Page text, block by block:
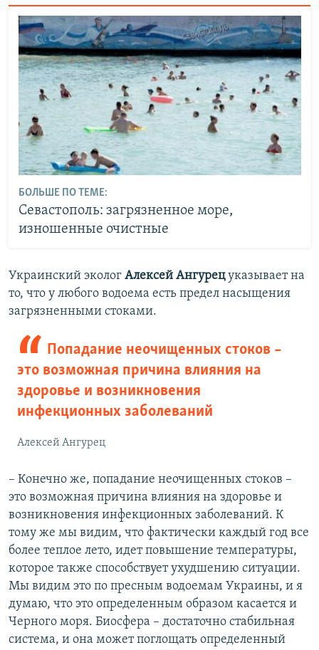
БОЛЬШЕ ПО ТЕМЕ:
Севастополь: загрязненное море,
изношенные очистные
Украинский эколог Алексей Ангурецуказывает на
то, что у любого водоема есть предел насыщения
загрязненными стоками.
Попадание неочищенных стоков –
это возможная причина влияния на
здоровье и возникновения
инфекционных заболеваний
Алексей Ангурец
– Конечно же, попадание неочищенных стоков –
это возможная причина влияния на здоровье и
возникновения инфекционных заболеваний. К
тому же мы видим, что фактически каждый год все
более теплое лето, идет повышение температуры,
которое также способствует ухудшению ситуации.
Мы видим это по пресным водоемам Украины, и я
думаю, что это определенным образом касается и
Черного моря. Биосфера – достаточно стабильная
система, и она может поглощать определенный